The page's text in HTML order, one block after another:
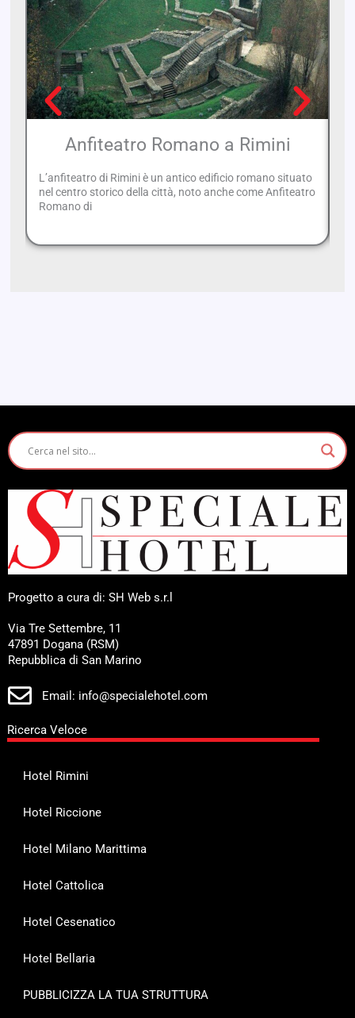
Anfiteatro Romano a Rimini
L’anfiteatro di Rimini è un antico edificio romano situato
nel centro storico della città, noto anche come Anfiteatro
Romano di
Progetto a cura di: SH Web s.r.l
Via Tre Settembre, 11
47891 Dogana (RSM)
Repubblica di San Marino
Email: info@specialehotel.com
Ricerca Veloce
Hotel Rimini
Hotel Riccione
Hotel Milano Marittima
Hotel Cattolica
Hotel Cesenatico
Hotel Bellaria
PUBBLICIZZA LA TUA STRUTTURA